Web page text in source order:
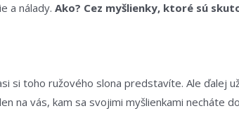
a nálady. Ako? Cez myšlienky, ktoré sú
si toho ružového slona predstavíte. Ale ďalej
na vás, kam sa svojimi myšlienkami necháte